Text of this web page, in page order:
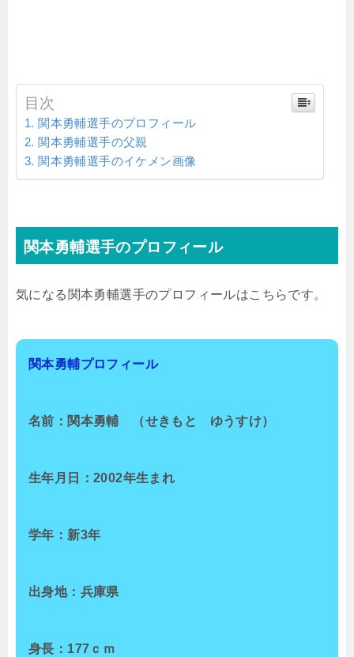
目次
関本勇輔選手のプロフィール
関本勇輔選手の父親
関本勇輔選手のイケメン画像
関本勇輔選手のプロフィール
気になる関本勇輔選手のプロフィールはこちらです。
関本勇輔プロフィール
名前：関本勇輔 （せきもと ゆうすけ）
生年月日：2002年生まれ
学年：新3年
出身地：兵庫県
身長：177ｃｍ